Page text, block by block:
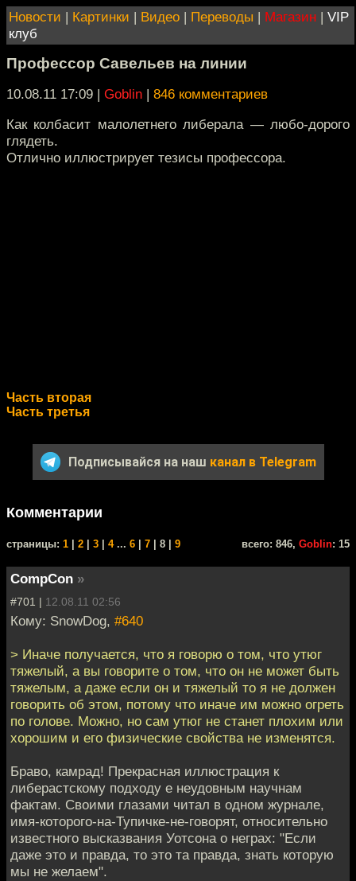
Новости | Картинки | Видео | Переводы | Магазин | VIP
клуб
Профессор Савельев на линии
10.08.11 17:09 | Goblin | 846 комментариев
Как колбасит малолетнего либерала — любо-дорого
глядеть.
Отлично иллюстрирует тезисы профессора.
Часть вторая
Часть третья
Подписывайся на наш канал в Telegram
Комментарии
cтраницы: 1 2 3 4... 6 7 | 8 | 9 всего: 846, Goblin: 15
CompCon »
#701 | 12.08.11 02:56
Кому: SnowDog, #640
> Иначе получается, что я говорю о том, что утюг
тяжелый, а вы говорите о том, что он не может быть
тяжелым, а даже если он и тяжелый то я не должен
говорить об этом, потому что иначе им можно огреть
по голове. Можно, но сам утюг не станет плохим или
хорошим и его физические свойства не изменятся.
Браво, камрад! Прекрасная иллюстрация к
либерастскому подходу е неудовным научнам
фактам. Своими глазами читал в одном журнале,
имя-которого-на-Тупичке-не-говорят, относительно
известного высказвания Уотсона о неграх: "Если
даже это и правда, то это та правда, знать которую
мы не желаем".